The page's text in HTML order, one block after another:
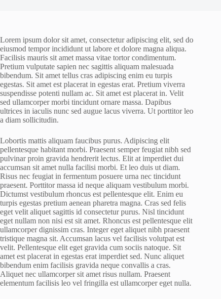
Lorem ipsum dolor sit amet, consectetur adipiscing elit, sed do
eiusmod tempor incididunt ut labore et dolore magna aliqua.
Facilisis mauris sit amet massa vitae tortor condimentum.
Pretium vulputate sapien nec sagittis aliquam malesuada
bibendum. Sit amet tellus cras adipiscing enim eu turpis
egestas. Sit amet est placerat in egestas erat. Pretium viverra
suspendisse potenti nullam ac. Sit amet est placerat in. Velit
sed ullamcorper morbi tincidunt ornare massa. Dapibus
ultrices in iaculis nunc sed augue lacus viverra. Ut porttitor leo
a diam sollicitudin.
Lobortis mattis aliquam faucibus purus. Adipiscing elit
pellentesque habitant morbi. Praesent semper feugiat nibh sed
pulvinar proin gravida hendrerit lectus. Elit at imperdiet dui
accumsan sit amet nulla facilisi morbi. Et leo duis ut diam.
Risus nec feugiat in fermentum posuere urna nec tincidunt
praesent. Porttitor massa id neque aliquam vestibulum morbi.
Dictumst vestibulum rhoncus est pellentesque elit. Enim eu
turpis egestas pretium aenean pharetra magna. Cras sed felis
eget velit aliquet sagittis id consectetur purus. Nisl tincidunt
eget nullam non nisi est sit amet. Rhoncus est pellentesque elit
ullamcorper dignissim cras. Integer eget aliquet nibh praesent
tristique magna sit. Accumsan lacus vel facilisis volutpat est
velit. Pellentesque elit eget gravida cum sociis natoque. Sit
amet est placerat in egestas erat imperdiet sed. Nunc aliquet
bibendum enim facilisis gravida neque convallis a cras.
Aliquet nec ullamcorper sit amet risus nullam. Praesent
elementum facilisis leo vel fringilla est ullamcorper eget nulla.